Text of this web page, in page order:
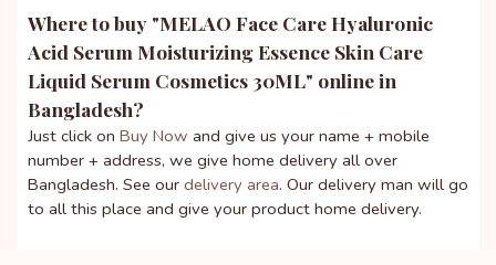
Where to buy "MELAO Face Care Hyaluronic
Acid Serum Moisturizing Essence Skin Care
Liquid Serum Cosmetics 30ML" online in
Bangladesh?
Just click on Buy Now and give us your name + mobile
number + address, we give home delivery all over
Bangladesh. See our delivery area. Our delivery man will go
to all this place and give your product home delivery.